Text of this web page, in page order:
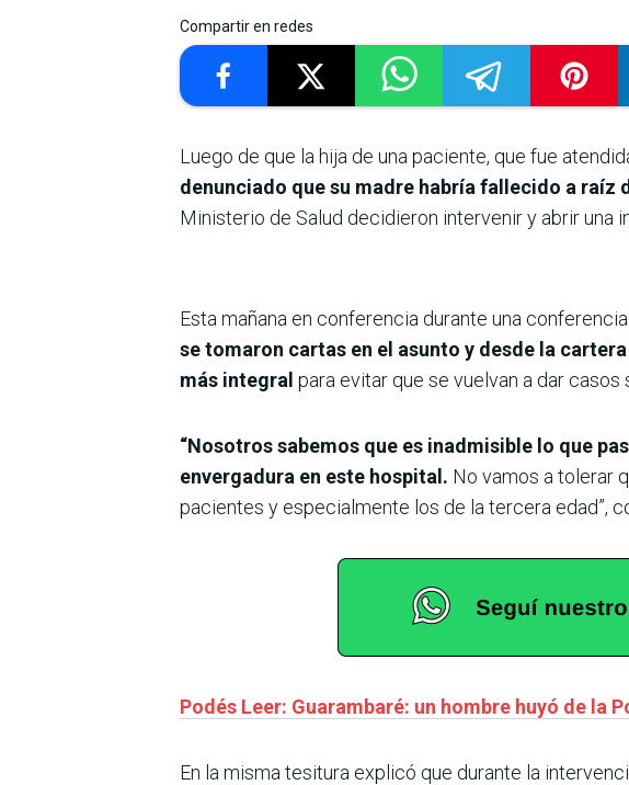
Compartir en redes
Luego de que la hija de una paciente, que fue
denunciado que su madre habría fallecido a raíz
Ministerio de Salud decidieron intervenir y abrir una
Esta mañana en conferencia durante una
se tomaron cartas en el asunto y desde la
más integral para evitar que se vuelvan a dar casos
“Nosotros sabemos que es inadmisible lo que
envergadura en este hospital. No vamos a tolerar
pacientes y especialmente los de la tercera edad”,
Podés Leer: Guarambaré: un hombre huyó de
En la misma tesitura explicó que durante la